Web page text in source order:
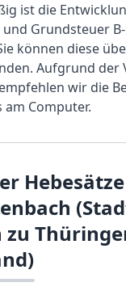
ist die
Grundsteuer
können diese
Aufgrund der
wir die
Computer.
zu